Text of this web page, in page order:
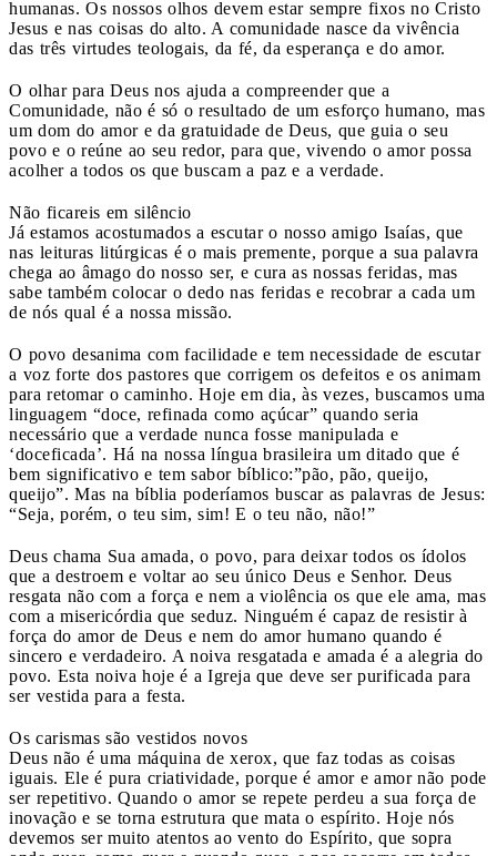
humanas. Os nossos olhos devem estar sempre fixos no Cristo
Jesus e nas coisas do alto. A comunidade nasce da vivência
das três virtudes teologais, da fé, da esperança e do amor.
O olhar para Deus nos ajuda a compreender que a
Comunidade, não é só o resultado de um esforço humano, mas
um dom do amor e da gratuidade de Deus, que guia o seu
povo e o reúne ao seu redor, para que, vivendo o amor possa
acolher a todos os que buscam a paz e a verdade.
Não ficareis em silêncio
Já estamos acostumados a escutar o nosso amigo Isaías, que
nas leituras litúrgicas é o mais premente, porque a sua palavra
chega ao âmago do nosso ser, e cura as nossas feridas, mas
sabe também colocar o dedo nas feridas e recobrar a cada um
de nós qual é a nossa missão.
O povo desanima com facilidade e tem necessidade de escutar
a voz forte dos pastores que corrigem os defeitos e os animam
para retomar o caminho. Hoje em dia, às vezes, buscamos uma
linguagem “doce, refinada como açúcar” quando seria
necessário que a verdade nunca fosse manipulada e
‘doceficada’. Há na nossa língua brasileira um ditado que é
bem significativo e tem sabor bíblico:”pão, pão, queijo,
queijo”. Mas na bíblia poderíamos buscar as palavras de Jesus:
“Seja, porém, o teu sim, sim! E o teu não, não!”
Deus chama Sua amada, o povo, para deixar todos os ídolos
que a destroem e voltar ao seu único Deus e Senhor. Deus
resgata não com a força e nem a violência os que ele ama, mas
com a misericórdia que seduz. Ninguém é capaz de resistir à
força do amor de Deus e nem do amor humano quando é
sincero e verdadeiro. A noiva resgatada e amada é a alegria do
povo. Esta noiva hoje é a Igreja que deve ser purificada para
ser vestida para a festa.
Os carismas são vestidos novos
Deus não é uma máquina de xerox, que faz todas as coisas
iguais. Ele é pura criatividade, porque é amor e amor não pode
ser repetitivo. Quando o amor se repete perdeu a sua força de
inovação e se torna estrutura que mata o espírito. Hoje nós
devemos ser muito atentos ao vento do Espírito, que sopra